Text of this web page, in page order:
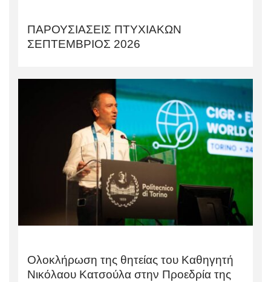
ΠΑΡΟΥΣΙΑΣΕΙΣ ΠΤΥΧΙΑΚΩΝ
ΣΕΠΤΕΜΒΡΙΟΣ 2026
Ολοκλήρωση της θητείας του Καθηγητή
Νικόλαου Κατσούλα στην Προεδρία της